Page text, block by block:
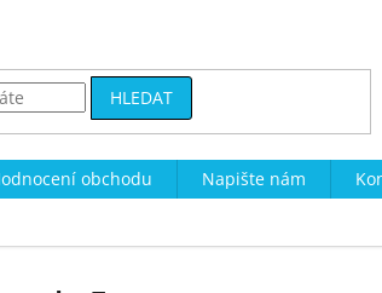
HLEDAT
obchodu Napište nám